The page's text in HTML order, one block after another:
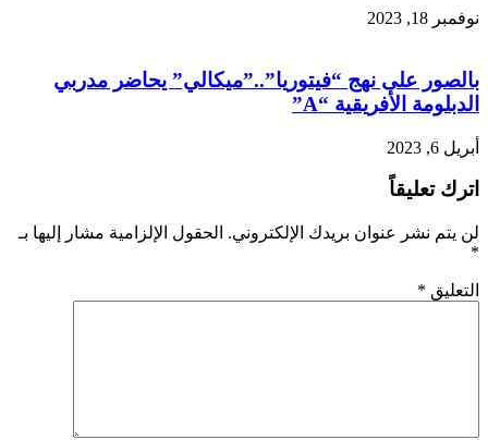
نوفمبر 18, 2023
بالصور على نهج “فيتوريا”..”ميكالي” يحاضر مدربي
الدبلومة الأفريقية “A”
أبريل 6, 2023
اترك تعليقاً
لن يتم نشر عنوان بريدك الإلكتروني. الحقول الإلزامية مشار إليها بـ
*
التعليق *